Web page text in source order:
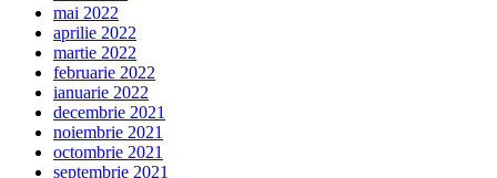
mai 2022
aprilie 2022
martie 2022
februarie 2022
ianuarie 2022
decembrie 2021
noiembrie 2021
octombrie 2021
septembrie 2021